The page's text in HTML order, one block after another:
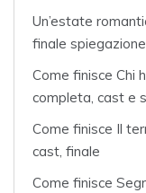
Un’estate
finale spiegazione
Come finisce Chi
completa, cast e
Come finisce Il
cast, finale
Come finisce